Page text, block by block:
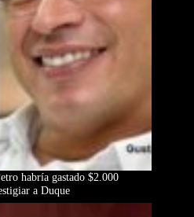
habría gastado $2.000
a Duque